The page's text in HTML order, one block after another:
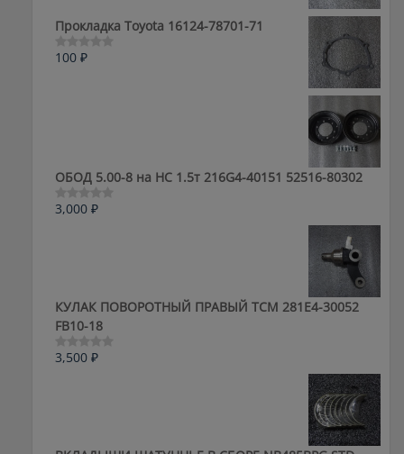
5
Прокладка Toyota 16124-78701-71
Оценка
100 ₽
ОБОД 5.00-8 на HC 1.5т 216G4-40151 52516-80302
Оценка
3,000 ₽
КУЛАК ПОВОРОТНЫЙ ПРАВЫЙ ТСМ 281E4-30052
FB10-18
Оценка
3,500 ₽